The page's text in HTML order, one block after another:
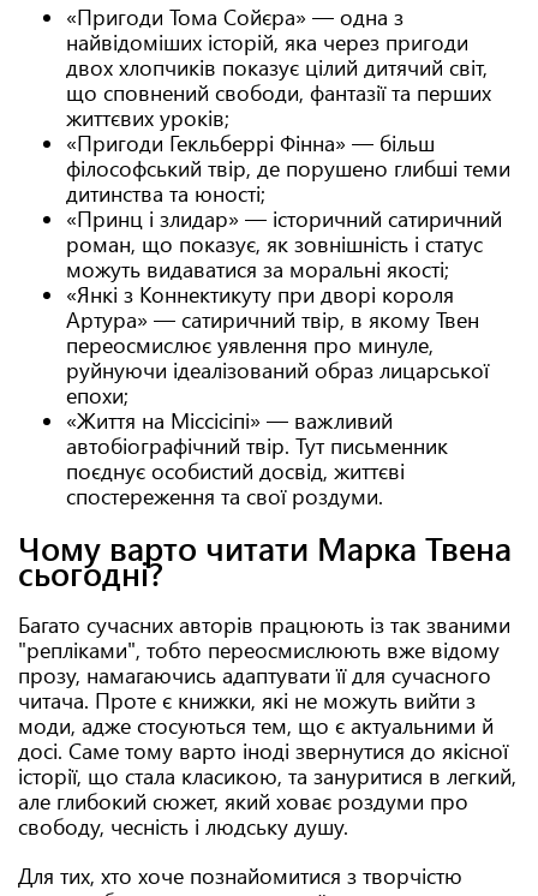
«Пригоди Тома Сойєра» — одна з
найвідоміших історій, яка через пригоди
двох хлопчиків показує цілий дитячий світ,
що сповнений свободи, фантазії та перших
життєвих уроків;
«Пригоди Гекльберрі Фінна» — більш
філософський твір, де порушено глибші теми
дитинства та юності;
«Принц і злидар» — історичний сатиричний
роман, що показує, як зовнішність і статус
можуть видаватися за моральні якості;
«Янкі з Коннектикуту при дворі короля
Артура» — сатиричний твір, в якому Твен
переосмислює уявлення про минуле,
руйнуючи ідеалізований образ лицарської
епохи;
«Життя на Міссісіпі» — важливий
автобіографічний твір. Тут письменник
поєднує особистий досвід, життєві
спостереження та свої роздуми.
Чому варто читати Марка Твена
сьогодні?
Багато сучасних авторів працюють із так званими
"репліками", тобто переосмислюють вже відому
прозу, намагаючись адаптувати її для сучасного
читача. Проте є книжки, які не можуть вийти з
моди, адже стосуються тем, що є актуальними й
досі. Саме тому варто іноді звернутися до якісної
історії, що стала класикою, та зануритися в легкий,
але глибокий сюжет, який ховає роздуми про
свободу, чесність і людську душу.
Для тих, хто хоче познайомитися з творчістю